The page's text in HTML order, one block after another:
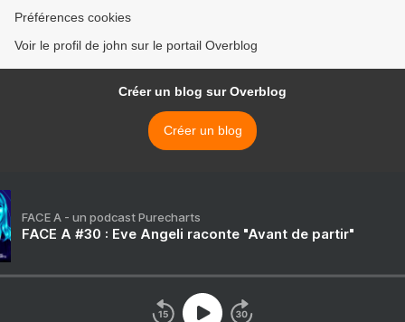
Préférences cookies
Voir le profil de john sur le portail Overblog
Créer un blog sur Overblog
Créer un blog
FACE A - un podcast Purecharts
FACE A #30 : Eve Angeli raconte "Avant de partir"